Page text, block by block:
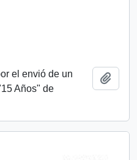
el envió de un
Años" de